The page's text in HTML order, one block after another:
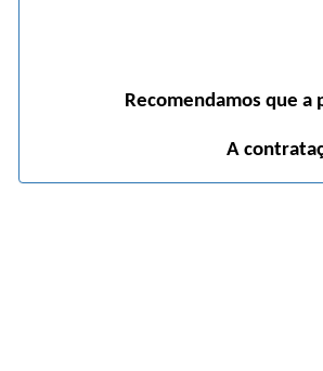
Recomendamos que a
A